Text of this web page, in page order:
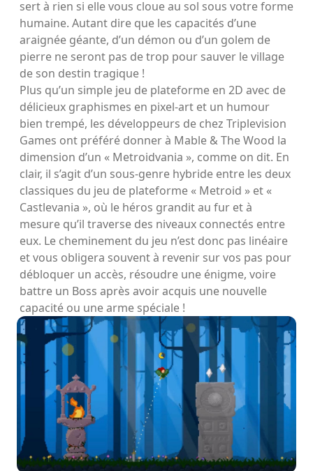
sert à rien si elle vous cloue au sol sous votre forme
humaine. Autant dire que les capacités d’une
araignée géante, d’un démon ou d’un golem de
pierre ne seront pas de trop pour sauver le village
de son destin tragique !
Plus qu’un simple jeu de plateforme en 2D avec de
délicieux graphismes en pixel-art et un humour
bien trempé, les développeurs de chez Triplevision
Games ont préféré donner à Mable & The Wood la
dimension d’un « Metroidvania », comme on dit. En
clair, il s’agit d’un sous-genre hybride entre les deux
classiques du jeu de plateforme « Metroid » et «
Castlevania », où le héros grandit au fur et à
mesure qu’il traverse des niveaux connectés entre
eux. Le cheminement du jeu n’est donc pas linéaire
et vous obligera souvent à revenir sur vos pas pour
débloquer un accès, résoudre une énigme, voire
battre un Boss après avoir acquis une nouvelle
capacité ou une arme spéciale !